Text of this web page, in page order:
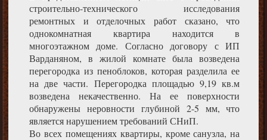
строительно-технического исследования
ремонтных и отделочных работ сказано, что
однокомнатная квартира находится в
многоэтажном доме. Согласно договору с ИП
Варданяном, в жилой комнате была возведена
перегородка из пеноблоков, которая разделила ее
на две части. Перегородка площадью 9,19 кв.м
возведена некачественно. На ее поверхности
обнаружены неровности глубиной 2-5 мм, что
является нарушением требований СНиП.
Во всех помещениях квартиры, кроме санузла, на